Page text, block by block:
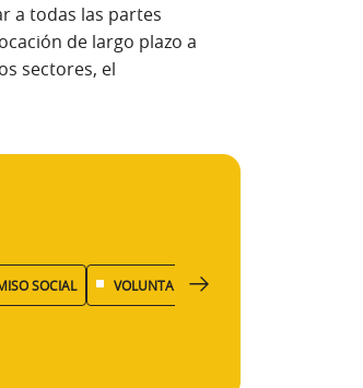
a todas las partes
de largo plazo a
sectores, el
SOCIAL VOLUNTARIADO